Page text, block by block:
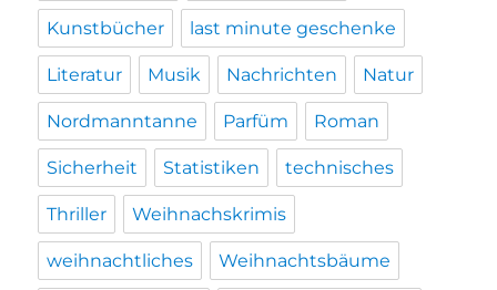
Kunstbücher last minute geschenke
Literatur Musik Nachrichten Natur
Nordmanntanne Parfüm Roman
Sicherheit Statistiken technisches
Thriller Weihnachskrimis
weihnachtliches Weihnachtsbäume